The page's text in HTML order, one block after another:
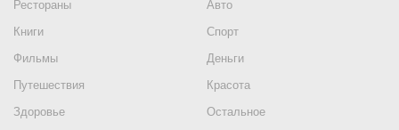
Рестораны
Авто
Книги
Спорт
Фильмы
Деньги
Путешествия
Красота
Здоровье
Остальное